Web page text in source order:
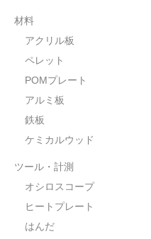
ノギス・スライドカッター
工具
シリンジ・シリンダ
量り
水平器
材料
アクリル板
ペレット
POMプレート
アルミ板
鉄板
ケミカルウッド
ツール・計測
オシロスコープ
ヒートプレート
はんだ